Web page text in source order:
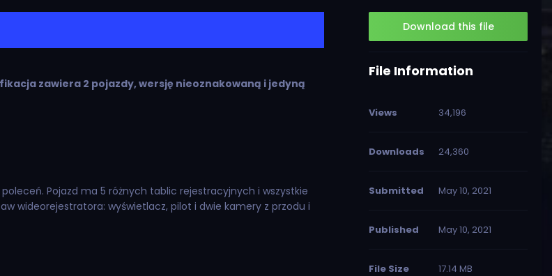
zawiera 2 pojazdy, wersję nieoznakowaną i jedyną
Pojazd ma 5 różnych tablic rejestracyjnych i wszystkie
wideorejestratora: wyświetlacz, pilot i dwie kamery z przodu i
Download this file
File Information
Views 34,196
Downloads 24,360
Submitted May 10, 2021
Published May 10, 2021
File Size 17.14 MB